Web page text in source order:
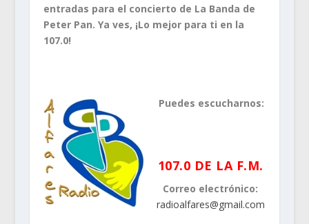
entradas para el concierto de La Banda de
Peter Pan. Ya ves, ¡Lo mejor para ti en la
107.0!
Puedes escucharnos:
107.0 DE LA F.M.
Correo electrónico:
radioalfares@gmail.com